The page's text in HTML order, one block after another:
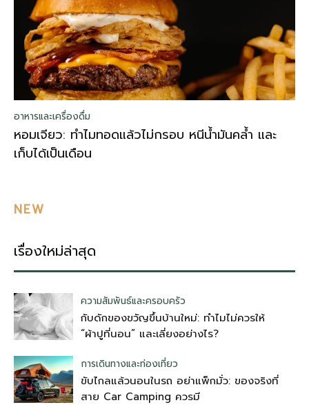
อาหารและเครื่องดื่ม
หอมเจียว: ทำไมทอดแล้วไม่กรอบ หนีน้ำมันคล้ำ และ
เก็บได้เป็นเดือน
NEW
เรื่องใหม่ล่าสุด
ความสัมพันธ์และครอบครัว
กับดักของขวัญขึ้นบ้านใหม่: ทำไมไม่ควรให้
“ผ้าปูที่นอน” และเลี่ยงอย่างไร?
การเดินทางและท่องเที่ยว
ขับไกลแล้วนอนในรถ อย่าแพ็กมั่ว: ของจริงที่
สาย Car Camping ควรมี